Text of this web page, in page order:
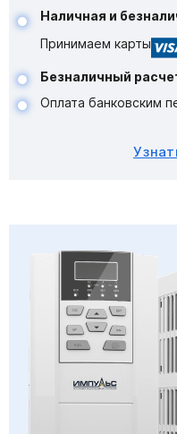
Наличная и
Принимаем карты
Безналичный
Оплата банковским